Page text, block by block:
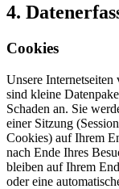
4.
Cookies
Unsere Internetseiten
sind kleine
Schaden an. Sie
einer Sitzung
Cookies) auf Ihrem
nach Ende Ihres
bleiben auf Ihrem
oder eine